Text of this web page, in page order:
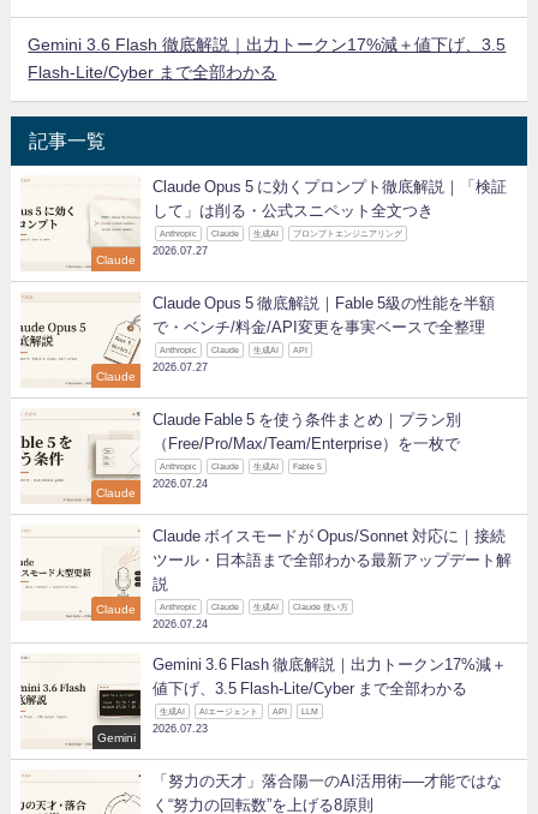
Gemini 3.6 Flash 徹底解説｜出力トークン17%減＋値下げ、3.5
Flash-Lite/Cyber まで全部わかる
記事一覧
Claude
Claude Opus 5 に効くプロンプト徹底解説｜「検証
して」は削る・公式スニペット全文つき
Anthropic Claude 生成AI プロンプトエンジニアリング
2026.07.27
Claude
Claude Opus 5 徹底解説｜Fable 5級の性能を半額
で・ベンチ/料金/API変更を事実ベースで全整理
Anthropic Claude 生成AI API
2026.07.27
Claude
Claude Fable 5 を使う条件まとめ｜プラン別
（Free/Pro/Max/Team/Enterprise）を一枚で
Anthropic Claude 生成AI Fable 5
2026.07.24
Claude
Claude ボイスモードが Opus/Sonnet 対応に｜接続
ツール・日本語まで全部わかる最新アップデート解
説
Anthropic Claude 生成AI Claude 使い方
2026.07.24
Gemini
Gemini 3.6 Flash 徹底解説｜出力トークン17%減＋
値下げ、3.5 Flash-Lite/Cyber まで全部わかる
生成AI AIエージェント API LLM
2026.07.23
「努力の天才」落合陽一のAI活用術──才能ではな
く“努力の回転数”を上げる8原則